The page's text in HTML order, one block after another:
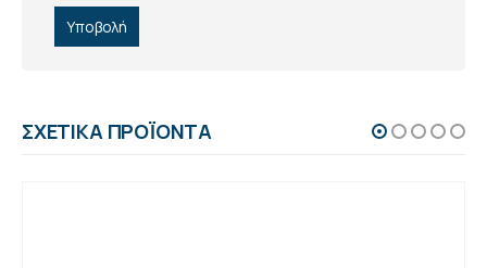
ΣΧΕΤΙΚΆ ΠΡΟΪΌΝΤΑ